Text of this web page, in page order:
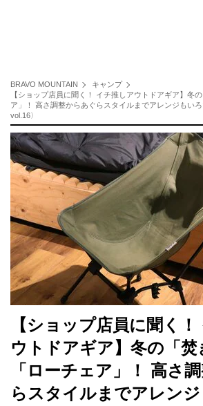
BRAVO MOUNTAIN
キャンプ
【ショップ店員に聞く！ イチ推しアウトドアギア】冬
ア」！ 高さ調整からあぐらスタイルまでアレンジもい
vol.16〉
【ショップ店員に聞く
ウトドアギア】冬の「焚
「ローチェア」！ 高さ
らスタイルまでアレン